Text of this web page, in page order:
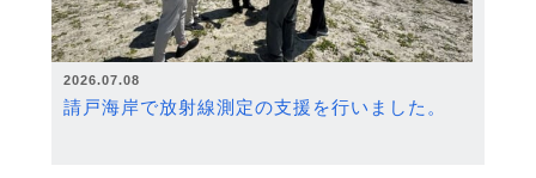
2026.07.08
請戸海岸で放射線測定の支援を行いました。